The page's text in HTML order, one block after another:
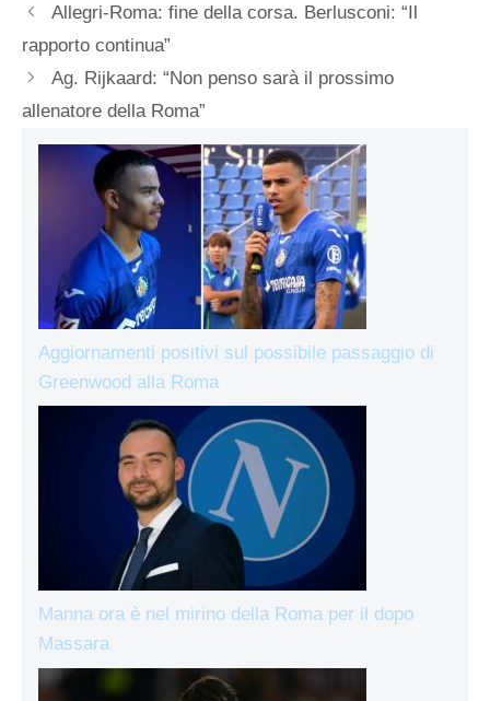
Allegri-Roma: fine della corsa. Berlusconi: “Il
rapporto continua”
Ag. Rijkaard: “Non penso sarà il prossimo
allenatore della Roma”
Aggiornamenti positivi sul possibile passaggio di
Greenwood alla Roma
Manna ora è nel mirino della Roma per il dopo
Massara